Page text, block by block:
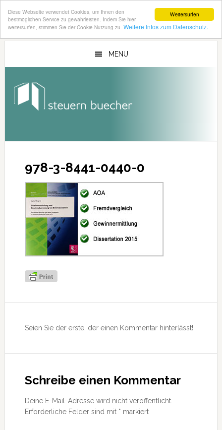
Weitersurfen
Diese Webseite verwendet Cookies, um Ihnen den
bestmöglichen Service zu gewährleisten. Indem Sie hier
weitersurfen, stimmen Sie der Cookie-Nutzung zu. Weitere Infos zum Datenschutz.
Zum
Zur
MENU
978-3-8441-0440-0
Interaktionen
Seien Sie der erste, der einen Kommentar hinterlässt!
Schreibe einen Kommentar
Deine E-Mail-Adresse wird nicht veröffentlicht.
Erforderliche Felder sind mit * markiert